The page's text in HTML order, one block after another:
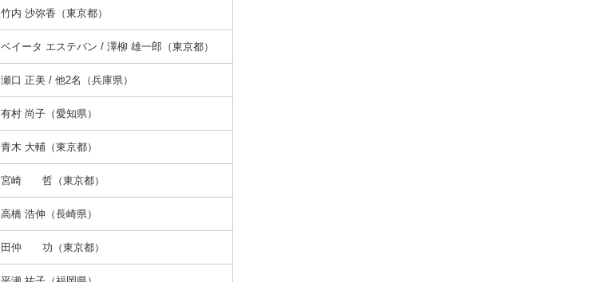
竹内 沙弥香（東京都）
ベイータ エステバン / 澤柳 雄一郎（東京都）
瀬口 正美 / 他2名（兵庫県）
有村 尚子（愛知県）
青木 大輔（東京都）
宮崎 哲（東京都）
高橋 浩伸（長崎県）
田仲 功（東京都）